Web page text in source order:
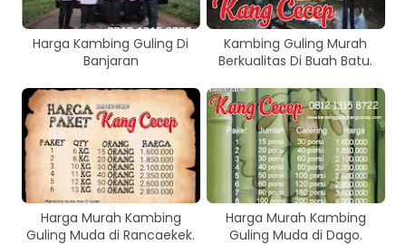
Harga Kambing Guling Di
Banjaran
Kambing Guling Murah
Berkualitas Di Buah Batu.
Harga Murah Kambing
Guling Muda di Rancaekek.
Harga Murah Kambing
Guling Muda di Dago.